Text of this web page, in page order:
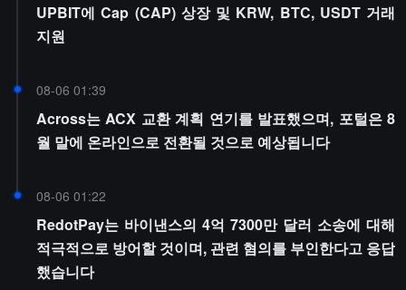
UPBIT에 Cap (CAP) 상장 및 KRW, BTC, USDT 거래
지원
08-06 01:39
Across는 ACX 교환 계획 연기를 발표했으며, 포털은 8
월 말에 온라인으로 전환될 것으로 예상됩니다
08-06 01:22
RedotPay는 바이낸스의 4억 7300만 달러 소송에 대해
적극적으로 방어할 것이며, 관련 혐의를 부인한다고 응답
했습니다